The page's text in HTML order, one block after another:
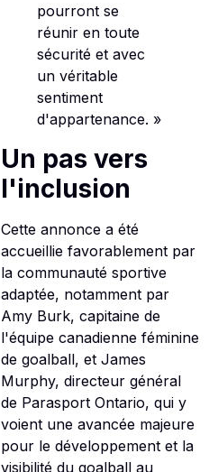
pourront se
réunir en toute
sécurité et avec
un véritable
sentiment
d'appartenance. »
Un pas vers
l'inclusion
Cette annonce a été
accueillie favorablement par
la communauté sportive
adaptée, notamment par
Amy Burk, capitaine de
l'équipe canadienne féminine
de goalball, et James
Murphy, directeur général
de Parasport Ontario, qui y
voient une avancée majeure
pour le développement et la
visibilité du goalball au